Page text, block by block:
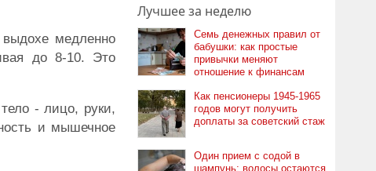
медленно
до 8-10. Это
- лицо, руки,
и мышечное
Лучшее за неделю
Семь денежных правил от
бабушки: как простые
привычки меняют
отношение к финансам
Как пенсионеры 1945-1965
годов могут получить
доплаты за советский стаж
Один прием с содой в
шампунь: волосы остаются